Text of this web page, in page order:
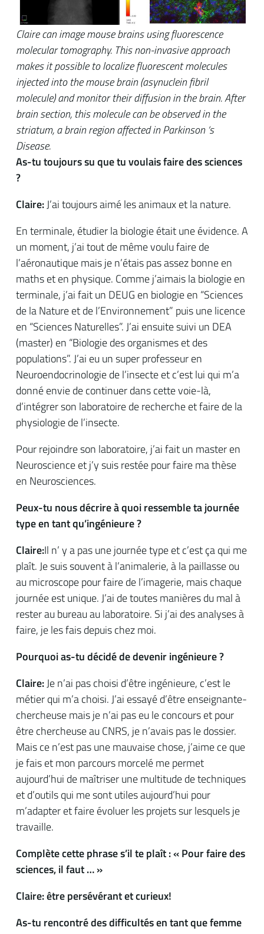
Claire can image mouse brains using fluorescence
molecular tomography. This non-invasive approach
makes it possible to localize fluorescent molecules
injected into the mouse brain (asynuclein fibril
molecule) and monitor their diffusion in the brain. After
brain section, this molecule can be observed in the
striatum, a brain region affected in Parkinson ‘s
Disease.
As-tu toujours su que tu voulais faire des sciences
?
Claire:J’ai toujours aimé les animaux et la nature.
En terminale, étudier la biologie était une évidence. A
un moment, j’ai tout de même voulu faire de
l’aéronautique mais je n’étais pas assez bonne en
maths et en physique. Comme j’aimais la biologie en
terminale, j’ai fait un DEUG en biologie en “Sciences
de la Nature et de l’Environnement” puis une licence
en “Sciences Naturelles”. J’ai ensuite suivi un DEA
(master) en “Biologie des organismes et des
populations”. J’ai eu un super professeur en
Neuroendocrinologie de l’insecte et c’est lui qui m’a
donné envie de continuer dans cette voie-là,
d’intégrer son laboratoire de recherche et faire de la
physiologie de l’insecte.
Pour rejoindre son laboratoire, j’ai fait un master en
Neuroscience et j’y suis restée pour faire ma thèse
en Neurosciences.
Peux-tu nous décrire à quoi ressemble ta journée
type en tant qu’ingénieure ?
Claire:Il n’ y a pas une journée type et c’est ça qui me
plaît. Je suis souvent à l’animalerie, à la paillasse ou
au microscope pour faire de l’imagerie, mais chaque
journée est unique. J’ai de toutes manières du mal à
rester au bureau au laboratoire. Si j’ai des analyses à
faire, je les fais depuis chez moi.
Pourquoi as-tu décidé de devenir ingénieure ?
Claire:Je n’ai pas choisi d’être ingénieure, c’est le
métier qui m’a choisi. J’ai essayé d’être enseignante-
chercheuse mais je n’ai pas eu le concours et pour
être chercheuse au CNRS, je n’avais pas le dossier.
Mais ce n’est pas une mauvaise chose, j’aime ce que
je fais et mon parcours morcelé me permet
aujourd’hui de maîtriser une multitude de techniques
et d’outils qui me sont utiles aujourd’hui pour
m’adapter et faire évoluer les projets sur lesquels je
travaille.
Complète cette phrase s’il te plaît : « Pour faire des
sciences, il faut … »
Claire: être persévérant et curieux!
As-tu rencontré des difficultés en tant que femme